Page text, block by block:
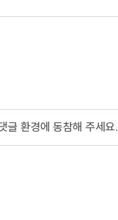
글 환경에 동참해 주세요.